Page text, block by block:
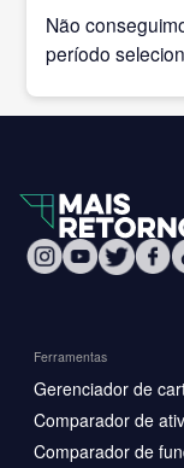
Não
período
Ferramentas
Gerenciador de
Comparador de
Comparador de